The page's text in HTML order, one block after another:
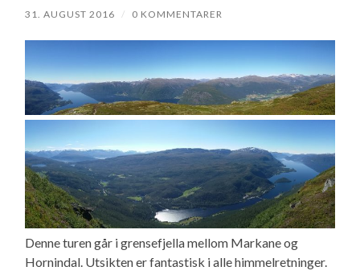
31. AUGUST 2016 / 0 KOMMENTARER
Denne turen går i grensefjella mellom Markane og
Hornindal. Utsikten er fantastisk i alle himmelretninger.